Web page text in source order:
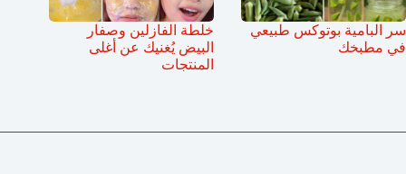
سر البامية بوتوكس طبيعي
في مطبخك
خلطة الفازلين وصفار
البيض يُغنيك عن أغلى
المنتجات